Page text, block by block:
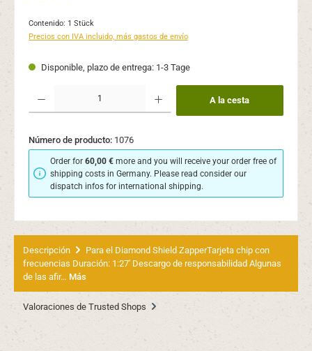
Contenido: 1 Stück
Precios con IVA incluido, más gastos de envío
Disponible, plazo de entrega: 1-3 Tage
Cantidad del producto: introduce la cantidad deseada o usa los botones para
A la cesta
Número de producto: 1076
Order for60,00 € more and you will receive your order free of
shipping costs in Germany. Please read consider our
dispatch infos for international shipping.
Descripción
Para el Diamond Shield ZapperTarjeta chip con
frecuencias Duración: 1:27' Descargo de responsabilidad Algunas
de las afir… Más
Valoraciones de Trusted Shops